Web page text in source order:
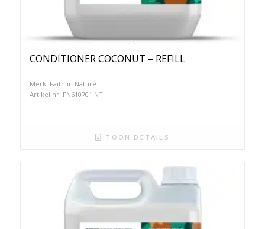
CONDITIONER COCONUT – REFILL
Merk: Faith in Nature
Artikel nr: FN610701INT
TOON DETAILS